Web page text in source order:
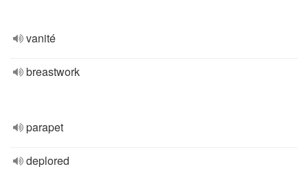
vanité
breastwork
parapet
deplored